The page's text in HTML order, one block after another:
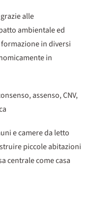
alle
ambientale ed
in diversi
in
assenso, CNV,
e camere da letto
piccole abitazioni
centrale come casa